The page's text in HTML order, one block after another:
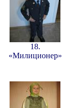
18.
«Милиционер»